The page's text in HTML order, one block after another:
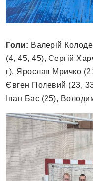
Голи: Валерій
(4, 45, 45), Сергій
г), Ярослав Мричко
Євген Полевий (23,
Іван Бас (25),